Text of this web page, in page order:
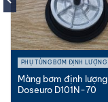
PHỤ TÙNG BƠM ĐỊNH LƯỢNG
Màng bơm định lượng
Doseuro D101N-70